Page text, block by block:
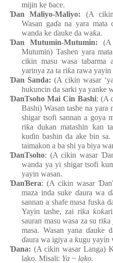
mijin ke ɓace.
Ɗan Maliyo-Maliyo: (A
Wasan gaɗana yara mata
wanda ke ɗauke da waƙa.
Ɗan Mutumin-Mutumin: (A
Mutumin) Tashen yara mata
cikin masu wasa tabarma
yarinya za ta riƙa rawa yayin
Ɗan Sanda: (A cikin wasar
hukuncin da sarki ya yanke
ƊanTsoho Mai Cin Bashi: (A
Bashi) Wasantashena yara
shigar tsofi sannan a goya
riƙa dukan matashin kan
kuɗin bashin da ake bin
taimakon a ba shi ya biya
ƊanTsoho: (A cikin wasar Ɗ
wanda ya yi shigar tsofi
yayin wasan.
ƊanƁera: (A cikin wasarƊan
maza inda suke ɗaura wa ɗ
sannan a shafe masa fuska
Yayin tashe, zai riƙa ƙoƙ
sauran masu wasa za su riƙa
masa. Wasan yanaɗauke
ɗaura wa igiya a ƙugu yayin
Ɗana: (A cikin wasar Langa)
lako. Misali: Ya ~ lako.